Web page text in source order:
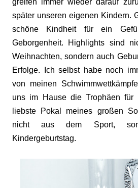
später unseren eigenen Kindern.
schöne Kindheit für ein
Geborgenheit. Highlights sind
Weihnachten, sondern auch
Erfolge. Ich selbst habe noch
von meinen
uns im Hause die Trophäen für
liebste Pokal meines großen
nicht aus dem Sport,
Kindergeburtstag.